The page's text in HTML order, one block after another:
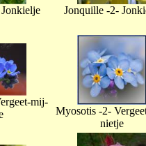
Jonquille -2-
mij-
Myosotis -2-
nietje